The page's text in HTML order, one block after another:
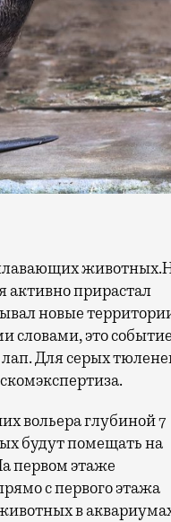
животных.
активно прирастал
новые
словами, это
лап. Для серых
вольера глубиной 7
будут помещать на
первом этаже
с первого этажа
в